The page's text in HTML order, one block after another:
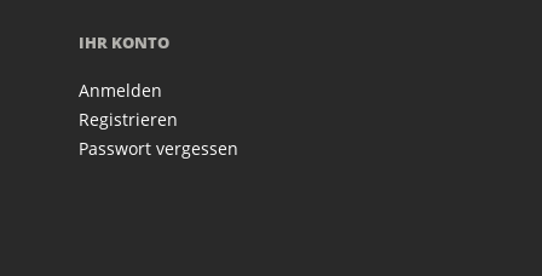
IHR KONTO
Anmelden
Registrieren
Passwort vergessen